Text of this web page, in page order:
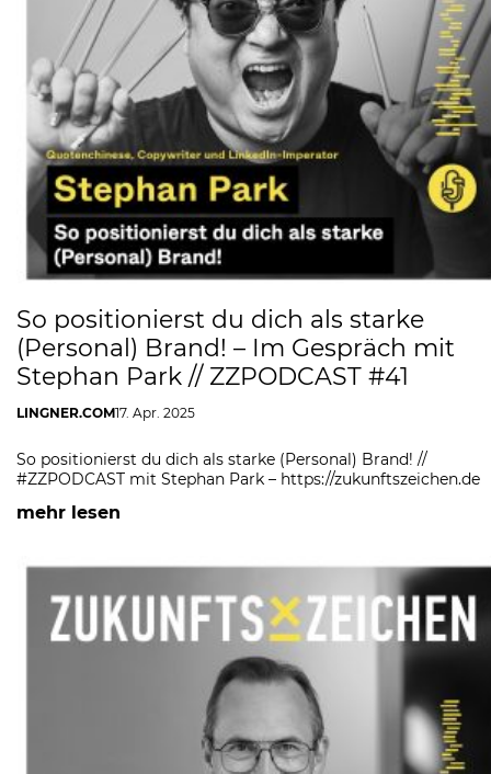
So positionierst du dich als starke
(Personal) Brand! – Im Gespräch mit
Stephan Park // ZZPODCAST #41
LINGNER.COM17. Apr. 2025
So positionierst du dich als starke (Personal) Brand! //
#ZZPODCAST mit Stephan Park – https://zukunftszeichen.de
mehr lesen